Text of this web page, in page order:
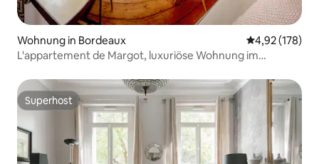
Wohnung in Bordeaux
4,92 (178)
L'appartement de Margot, luxuriöse Wohnung im
Superhost
Superhost